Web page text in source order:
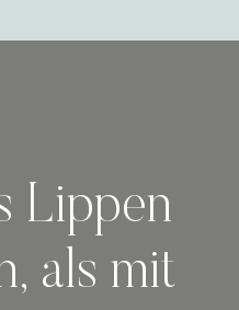
Lippen
als mit